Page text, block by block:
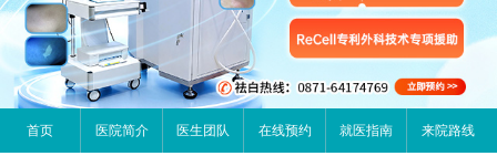
首页 医院简介 医生团队 在线预约 就医指南 来院路线